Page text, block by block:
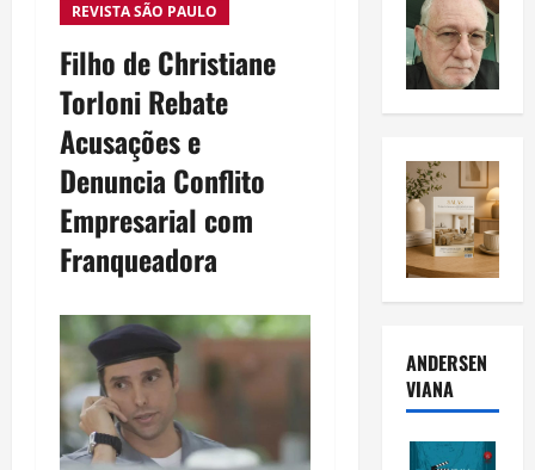
REVISTA SÃO PAULO
Filho de Christiane
Torloni Rebate
Acusações e
Denuncia Conflito
Empresarial com
Franqueadora
ANDERSEN
VIANA